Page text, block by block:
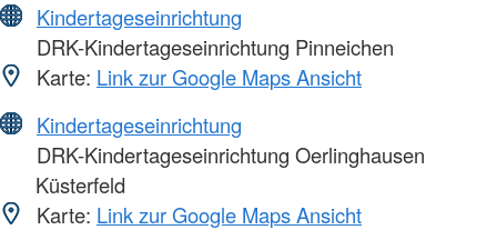
Kindertageseinrichtung
DRK-Kindertageseinrichtung Pinneichen
Karte: Link zur Google Maps Ansicht
Kindertageseinrichtung
DRK-Kindertageseinrichtung Oerlinghausen
Küsterfeld
Karte: Link zur Google Maps Ansicht